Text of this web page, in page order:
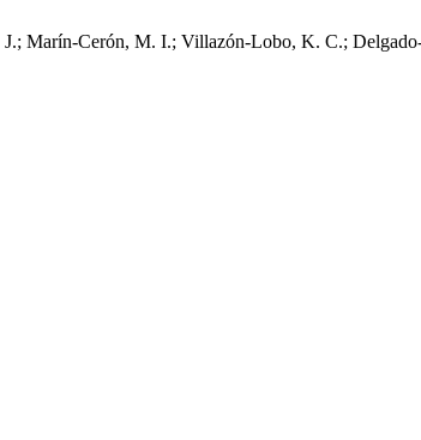
Marín-Cerón, M. I.; Villazón-Lobo, K. C.;